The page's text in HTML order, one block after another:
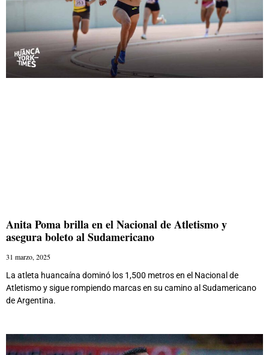
Anita Poma brilla en el Nacional de Atletismo y
asegura boleto al Sudamericano
31 marzo, 2025
La atleta huancaína dominó los 1,500 metros en el Nacional de
Atletismo y sigue rompiendo marcas en su camino al Sudamericano
de Argentina.